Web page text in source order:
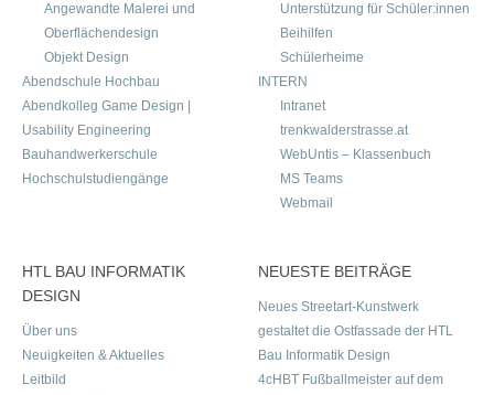
Angewandte Malerei und
Oberflächendesign
Objekt Design
Abendschule Hochbau
Abendkolleg Game Design |
Usability Engineering
Bauhandwerkerschule
Hochschulstudiengänge
Unterstützung für Schüler:innen
Beihilfen
Schülerheime
INTERN
Intranet
trenkwalderstrasse.at
WebUntis – Klassenbuch
MS Teams
Webmail
HTL BAU INFORMATIK
DESIGN
Über uns
Neuigkeiten & Aktuelles
Leitbild
NEUESTE BEITRÄGE
Neues Streetart-Kunstwerk
gestaltet die Ostfassade der HTL
Bau Informatik Design
4cHBT Fußballmeister auf dem